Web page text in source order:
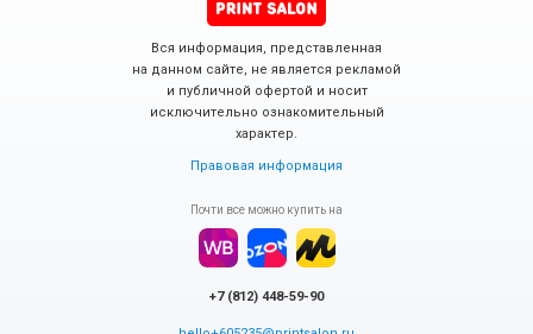
Вся информация, представленная
на данном сайте, не является рекламой
и публичной офертой и носит
исключительно ознакомительный
характер.
Правовая информация
Почти все можно купить на
+7 (812) 448-59-90